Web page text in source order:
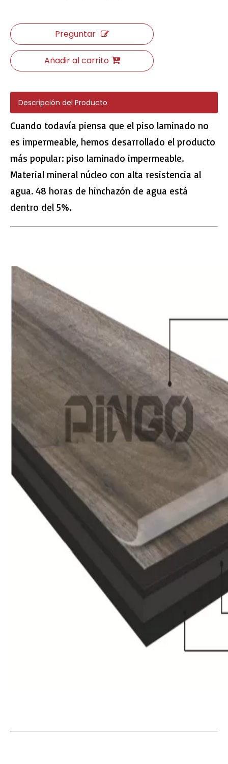
H001 SPC Hybrid Herringbone Flooring H003 PVC Floor Herringbone
Preguntar
Añadir al carrito
Descripción del Producto
Cuando todavía piensa que el piso laminado no
es impermeable, hemos desarrollado el producto
más popular: piso laminado impermeable.
Material mineral núcleo con alta resistencia al
agua. 48 horas de hinchazón de agua está
dentro del 5%.